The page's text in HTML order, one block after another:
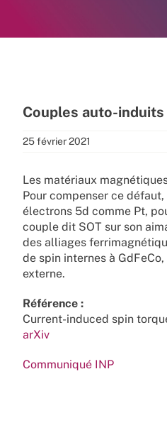
Couples auto-induits
25 février 2021
Les matériaux
Pour compenser ce
électrons 5d comme Pt,
couple dit SOT sur son
des alliages
de spin internes à
externe.
Référence :
Current-induced spin
arXiv
Communiqué INP